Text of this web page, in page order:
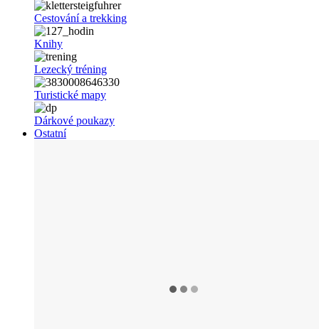
Cestování a trekking
Knihy
Lezecký tréning
Turistické mapy
Dárkové poukazy
Ostatní